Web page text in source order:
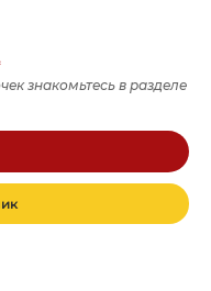
знакомьтесь в разделе